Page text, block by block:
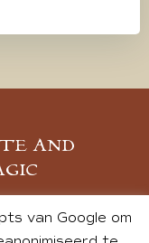
AND
van Google om